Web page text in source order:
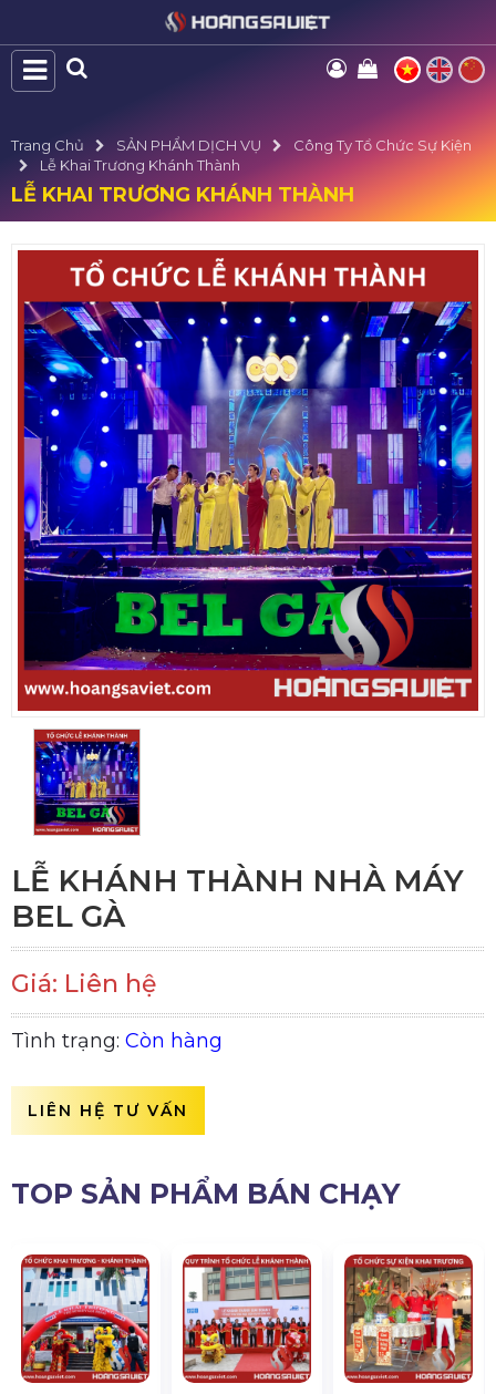
Trang Chủ SẢN PHẨM DỊCH VỤ
Công Ty Tổ Chức Sự Kiện
Lễ Khai Trương Khánh Thành
LỄ KHAI TRƯƠNG KHÁNH THÀNH
LỄ KHÁNH THÀNH NHÀ MÁY
BEL GÀ
Giá: Liên hệ
Tình trạng: Còn hàng
LIÊN HỆ TƯ VẤN
TOP SẢN PHẨM BÁN CHẠY